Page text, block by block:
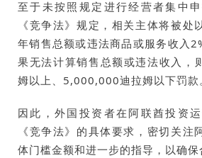
至于未按照规定进行经营者集中
《竞争法》规定，相关主体将被处
年销售总额或违法商品或服务收入
果无法计算销售总额或违法收入，
姆以上、5,000,000迪拉姆以下罚款
因此，外国投资者在阿联酋投资
《竞争法》的具体要求，密切关注
体门槛金额和进一步的指导，以确保